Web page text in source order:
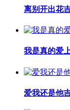
离别开出花
我是真的爱
爱我还是他